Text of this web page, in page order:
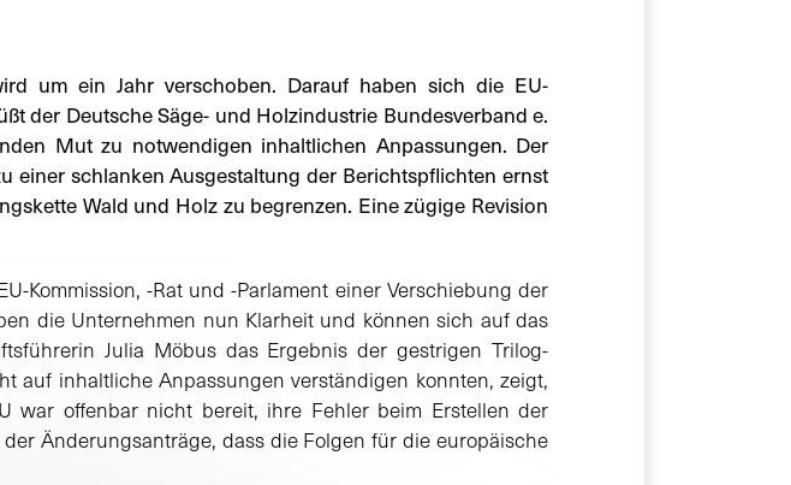
um ein Jahr verschoben. Darauf haben sich die EU-
der Deutsche Säge- und Holzindustrie Bundesverband e.
Mut zu notwendigen inhaltlichen Anpassungen. Der
einer schlanken Ausgestaltung der Berichtspflichten ernst
Wald und Holz zu begrenzen. Eine zügige Revision
Kommission, -Rat und -Parlament einer Verschiebung der
die Unternehmen nun Klarheit und können sich auf das
Julia Möbus das Ergebnis der gestrigen Trilog-
auf inhaltliche Anpassungen verständigen konnten, zeigt,
war offenbar nicht bereit, ihre Fehler beim Erstellen der
Änderungsanträge, dass die Folgen für die europäische